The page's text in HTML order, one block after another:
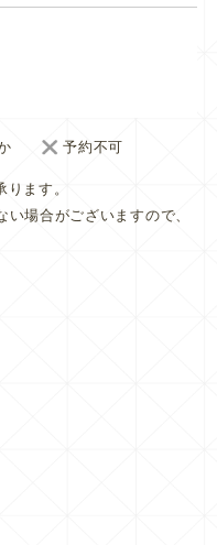
予約不可
ます。
場合がございますので、